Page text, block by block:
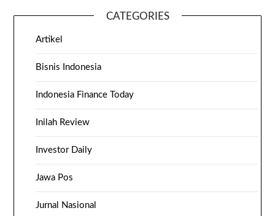
CATEGORIES
Artikel
Bisnis Indonesia
Indonesia Finance Today
Inilah Review
Investor Daily
Jawa Pos
Jurnal Nasional